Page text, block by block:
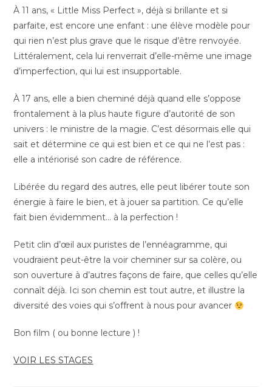
À 11 ans, « Little Miss Perfect », déjà si brillante et si
parfaite, est encore une enfant : une élève modèle pour
qui rien n’est plus grave que le risque d’être renvoyée.
Littéralement, cela lui renverrait d’elle-même une image
d’imperfection, qui lui est insupportable.
À 17 ans, elle a bien cheminé déjà quand elle s’oppose
frontalement à la plus haute figure d’autorité de son
univers : le ministre de la magie. C’est désormais elle qui
sait et détermine ce qui est bien et ce qui ne l’est pas :
elle a intériorisé son cadre de référence.
Libérée du regard des autres, elle peut libérer toute son
énergie à faire le bien, et à jouer sa partition. Ce qu’elle
fait bien évidemment… à la perfection !
Petit clin d’œil aux puristes de l’ennéagramme, qui
voudraient peut-être la voir cheminer sur sa colère, ou
son ouverture à d’autres façons de faire, que celles qu’elle
connaît déjà. Ici son chemin est tout autre, et illustre la
diversité des voies qui s’offrent à nous pour avancer
Bon film ( ou bonne lecture ) !
VOIR LES STAGES